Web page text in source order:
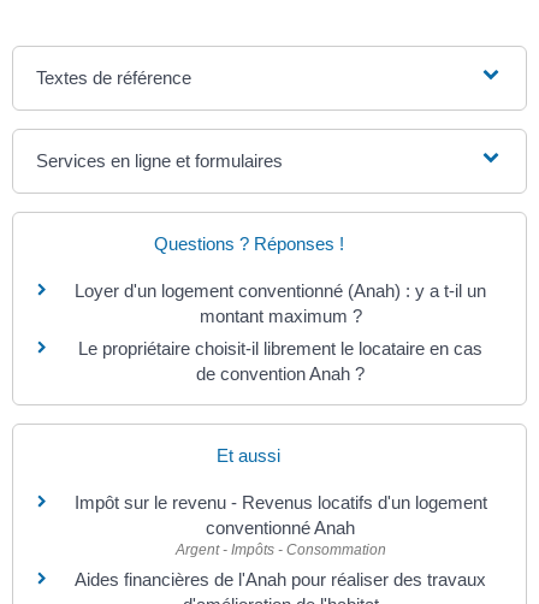
Textes de référence
Services en ligne et formulaires
Questions ? Réponses !
Loyer d'un logement conventionné (Anah) : y a t-il un
montant maximum ?
Le propriétaire choisit-il librement le locataire en cas
de convention Anah ?
Et aussi
Impôt sur le revenu - Revenus locatifs d'un logement
conventionné Anah
Argent - Impôts - Consommation
Aides financières de l'Anah pour réaliser des travaux